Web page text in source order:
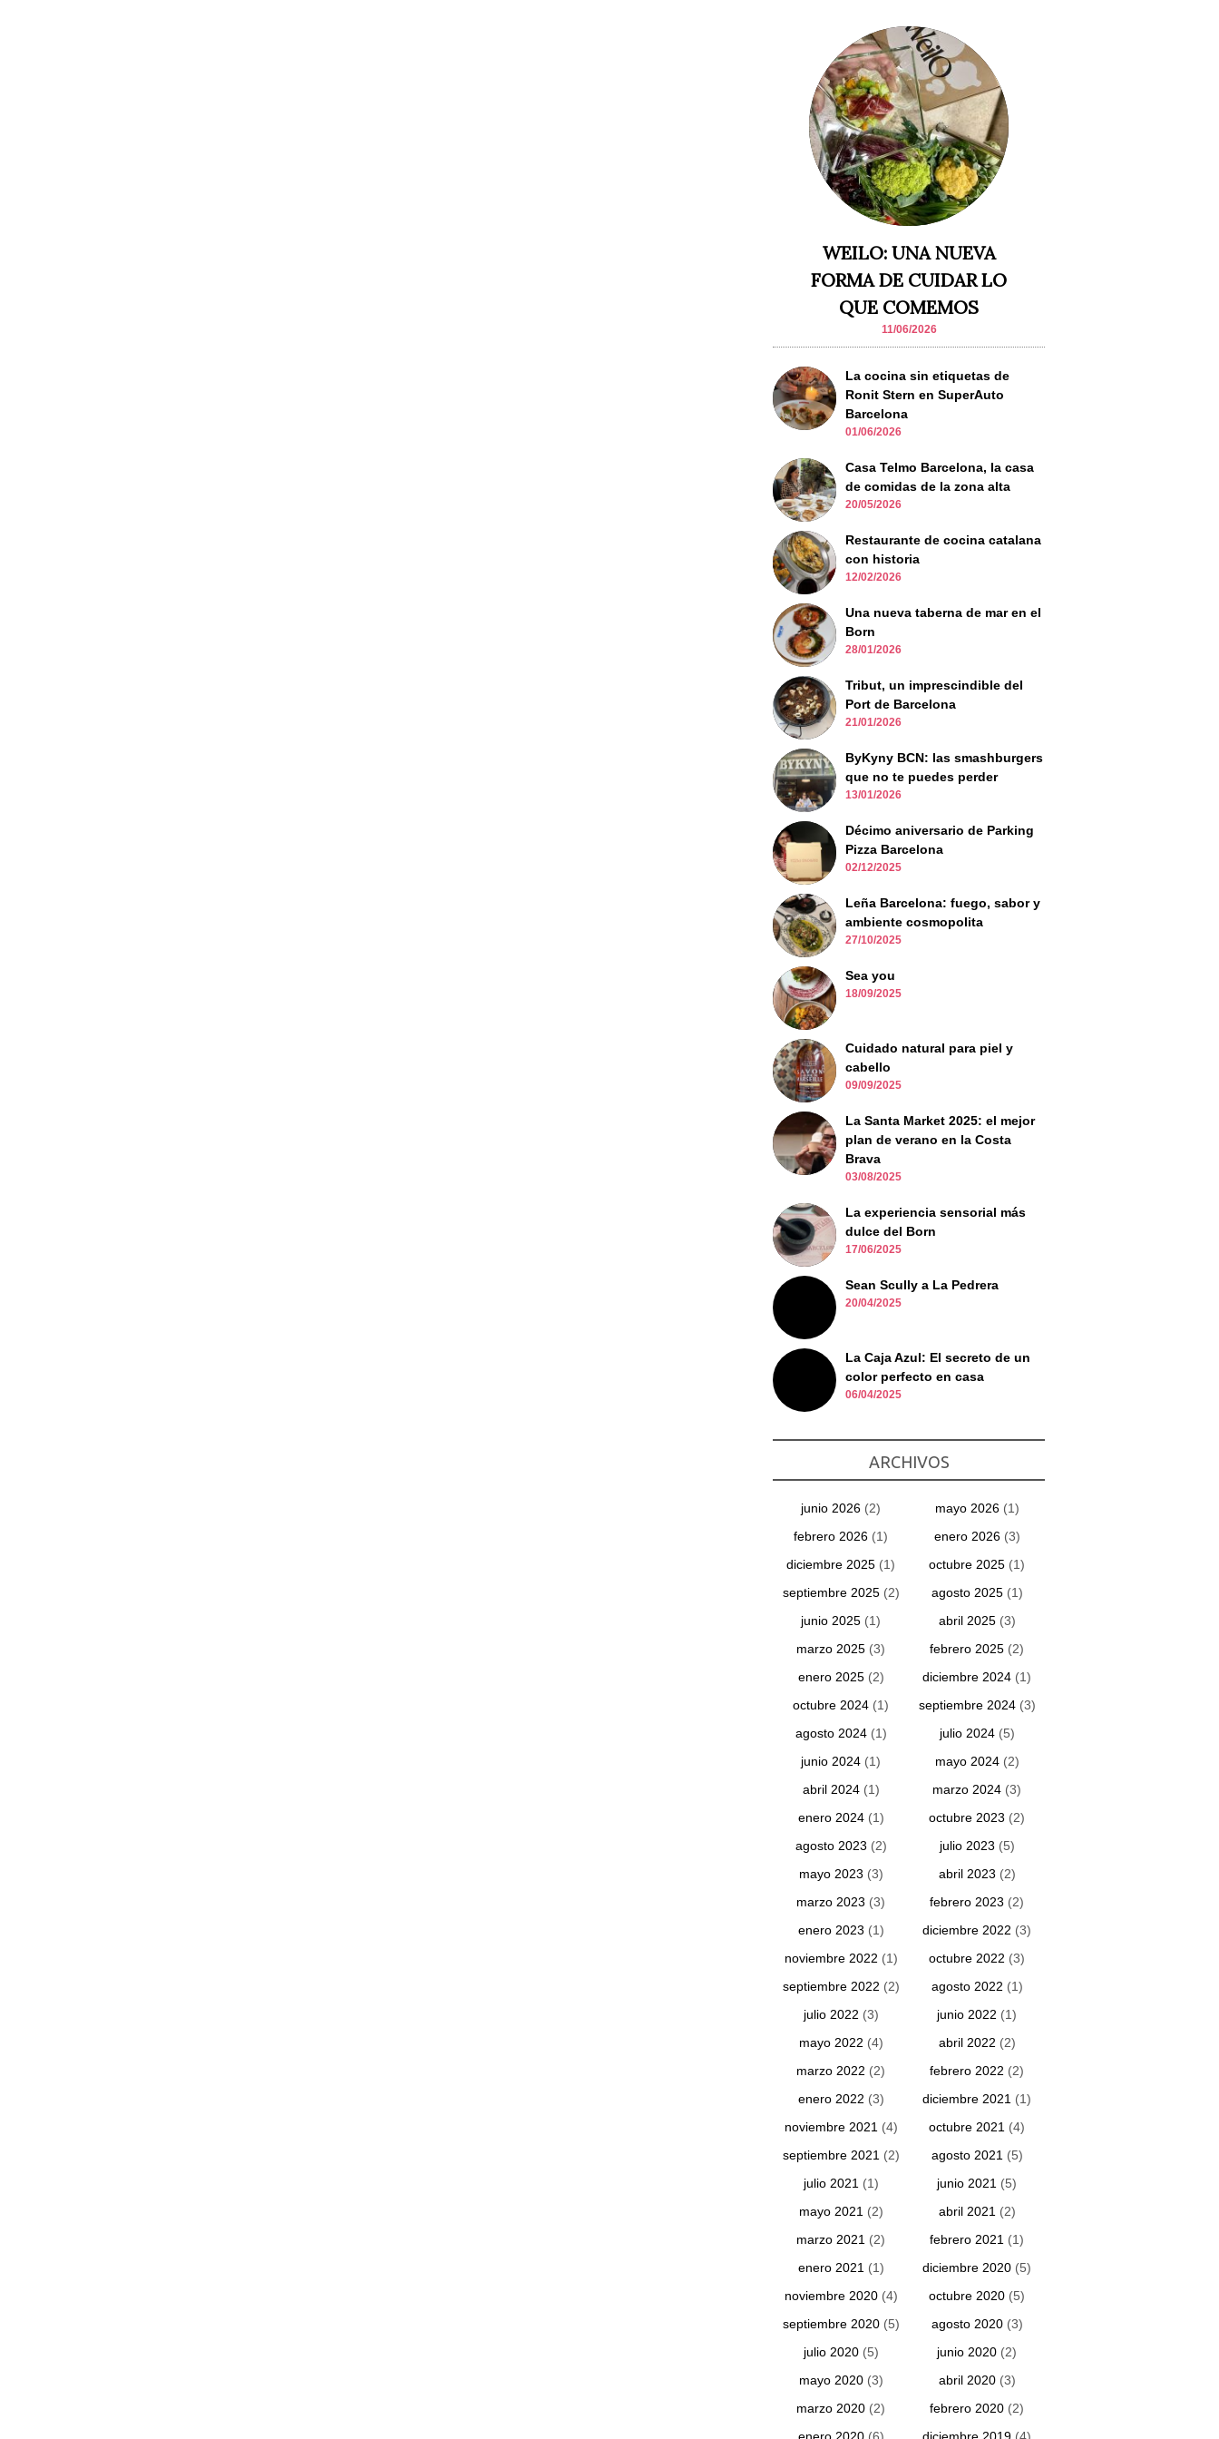
WEILO: UNA NUEVA
FORMA DE CUIDAR LO
QUE COMEMOS
11/06/2026
La cocina sin etiquetas de
Ronit Stern en SuperAuto
Barcelona
01/06/2026
Casa Telmo Barcelona, la casa
de comidas de la zona alta
20/05/2026
Restaurante de cocina catalana
con historia
12/02/2026
Una nueva taberna de mar en el
Born
28/01/2026
Tribut, un imprescindible del
Port de Barcelona
21/01/2026
ByKyny BCN: las smashburgers
que no te puedes perder
13/01/2026
Décimo aniversario de Parking
Pizza Barcelona
02/12/2025
Leña Barcelona: fuego, sabor y
ambiente cosmopolita
27/10/2025
Sea you
18/09/2025
Cuidado natural para piel y
cabello
09/09/2025
La Santa Market 2025: el mejor
plan de verano en la Costa
Brava
03/08/2025
La experiencia sensorial más
dulce del Born
17/06/2025
Sean Scully a La Pedrera
20/04/2025
La Caja Azul: El secreto de un
color perfecto en casa
06/04/2025
ARCHIVOS
junio 2026 (2) mayo 2026(1)
febrero 2026 (1) enero 2026(3)
diciembre 2025 (1) octubre 2025 (1)
septiembre 2025(2) agosto 2025(1)
junio 2025 (1) abril 2025(3)
marzo 2025 (3) febrero 2025 (2)
enero 2025(2) diciembre 2024 (1)
octubre 2024 (1) septiembre 2024(3)
agosto 2024(1) julio 2024(5)
junio 2024 (1) mayo 2024(2)
abril 2024(1) marzo 2024 (3)
enero 2024(1) octubre 2023 (2)
agosto 2023 (2) julio 2023 (5)
mayo 2023 (3) abril 2023 (2)
marzo 2023 (3) febrero 2023 (2)
enero 2023 (1) diciembre 2022 (3)
noviembre 2022 (1) octubre 2022 (3)
septiembre 2022 (2) agosto 2022 (1)
julio 2022 (3) junio 2022 (1)
mayo 2022 (4) abril 2022 (2)
marzo 2022 (2) febrero 2022 (2)
enero 2022 (3) diciembre 2021 (1)
noviembre 2021 (4) octubre 2021 (4)
septiembre 2021 (2) agosto 2021 (5)
julio 2021 (1) junio 2021 (5)
mayo 2021 (2) abril 2021 (2)
marzo 2021 (2) febrero 2021 (1)
enero 2021 (1) diciembre 2020 (5)
noviembre 2020(4) octubre 2020 (5)
septiembre 2020(5) agosto 2020(3)
julio 2020(5) junio 2020 (2)
mayo 2020(3) abril 2020(3)
marzo 2020 (2) febrero 2020 (2)